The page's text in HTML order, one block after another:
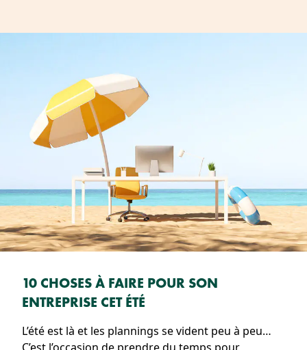
10 CHOSES À FAIRE POUR SON
ENTREPRISE CET ÉTÉ
L’été est là et les plannings se vident peu à peu…